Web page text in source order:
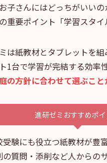
子さんにはどっちがいい
重要ポイント「学習スタ
は紙教材とタブレットを
1台で学習が完結する効率
の方針に合わせて選ぶこ
進研ゼミおすすめポ
受験にも役立つ紙教材が豊
の質問・添削など人からの